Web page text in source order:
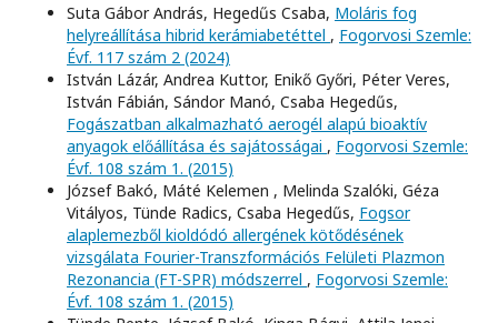
Suta Gábor András, Hegedűs Csaba, Moláris fog
helyreállítása hibrid kerámiabetéttel , Fogorvosi Szemle:
Évf. 117 szám 2 (2024)
István Lázár, Andrea Kuttor, Enikő Győri, Péter Veres,
István Fábián, Sándor Manó, Csaba Hegedűs,
Fogászatban alkalmazható aerogél alapú bioaktív
anyagok előállítása és sajátosságai , Fogorvosi Szemle:
Évf. 108 szám 1. (2015)
József Bakó, Máté Kelemen , Melinda Szalóki, Géza
Vitályos, Tünde Radics, Csaba Hegedűs, Fogsor
alaplemezből kioldódó allergének kötődésének
vizsgálata Fourier-Transzformációs Felületi Plazmon
Rezonancia (FT-SPR) módszerrel , Fogorvosi Szemle:
Évf. 108 szám 1. (2015)